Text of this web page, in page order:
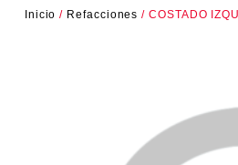
Inicio / Refacciones / COSTADO